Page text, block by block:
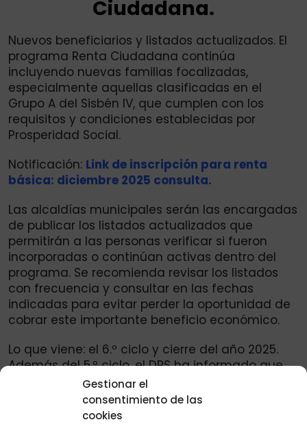
Gestionar el
consentimiento de las
cookies
Ciudadana.
Nuevos beneficiarios y listados actualizados. El
programa Renta Ciudadana continúa
incluyendo nuevas familias focalizadas,
especialmente aquellas clasificadas en el
Grupo A del Sisbén IV, que cumplen con los
requisitos y condiciones establecidas por
Prosperidad Social.
Notificación: Link de inscripción para renta
básica: diciembre 2025 consulta.
Las alcaldías municipales serán las encargadas
de publicar los listados actualizados que
permitirán a las personas verificar si fueron
incorporadas o continúan activas dentro del
programa. Se recomienda revisar los listados
con frecuencia y consultar en las fechas
indicadas para evitar perder la oportunidad de
cobrar este importante beneficio económico.
Lo que viene: el 6.º ciclo y cierre del año 2025.
Además del 5.º ciclo, el DPS ha informado que
todavía queda pendiente el 6.º y último ciclo de
pagos del año 2025, el cual se prevé que inicie a
comienzos del mes de diciembre. Por esta